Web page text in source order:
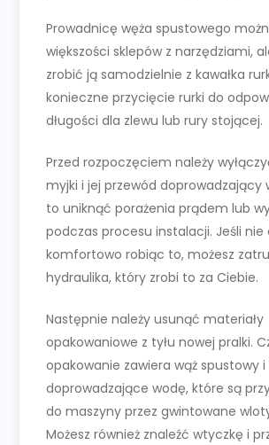
Prowadnicę węża spustowego
większości sklepów z narzędziami,
zrobić ją samodzielnie z kawałka
konieczne przycięcie rurki do
długości dla zlewu lub rury stojącej.
Przed rozpoczęciem należy
myjki i jej przewód doprowadzający
to uniknąć porażenia prądem lub
podczas procesu instalacji. Jeśli nie
komfortowo robiąc to, możesz
hydraulika, który zrobi to za Ciebie.
Następnie należy usunąć materiały
opakowaniowe z tyłu nowej pralki.
opakowanie zawiera wąż spustowy i
doprowadzające wodę, które są
do maszyny przez gwintowane
Możesz również znaleźć wtyczkę i